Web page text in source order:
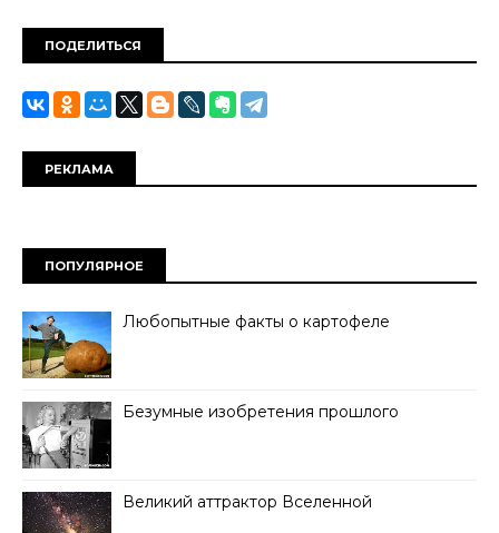
ПОДЕЛИТЬСЯ
РЕКЛАМА
ПОПУЛЯРНОЕ
Любопытные факты о картофеле
Безумные изобретения прошлого
Великий аттрактор Вселенной